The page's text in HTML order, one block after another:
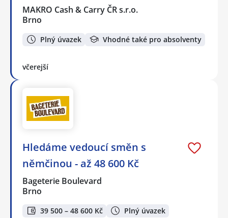
MAKRO Cash & Carry ČR s.r.o.
Brno
Plný úvazek Vhodné také pro absolventy
včerejší
Hledáme vedoucí směn s
němčinou - až 48 600 Kč
Bageterie Boulevard
Brno
39 500 – 48 600 Kč Plný úvazek